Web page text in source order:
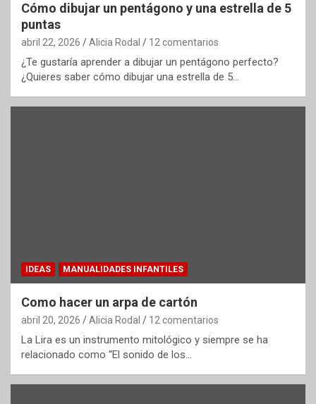
Cómo dibujar un pentágono y una estrella de 5
puntas
abril 22, 2026 Alicia Rodal 12 comentarios
¿Te gustaría aprender a dibujar un pentágono perfecto?
¿Quieres saber cómo dibujar una estrella de 5…
IDEAS MANUALIDADES INFANTILES
Como hacer un arpa de cartón
abril 20, 2026 Alicia Rodal 12 comentarios
La Lira es un instrumento mitológico y siempre se ha
relacionado como “El sonido de los…